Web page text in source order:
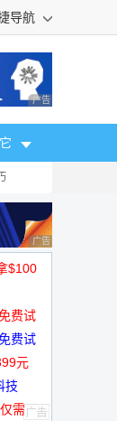
导航
广告 商业广告，理
广告 商业广告，理
$100
费试
费试
元
技
需